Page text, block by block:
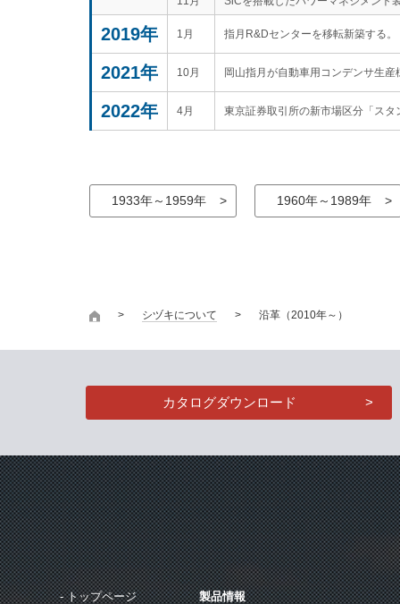
2019年 1月 指月R&Dセンターを移転新築する。
2021年 10月 岡山指月が自動車用コンデンサ生
2022年 4月 東京証券取引所の新市場区分「ス
1933年～1959年 1960年～1989年
シヅキについて 沿革（2010年～）
カタログダウンロード
トップページ
製品情報